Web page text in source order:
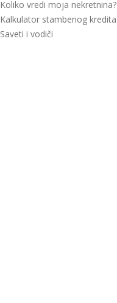
Koliko vredi moja nekretnina?
Kalkulator stambenog kredita
Saveti i vodiči